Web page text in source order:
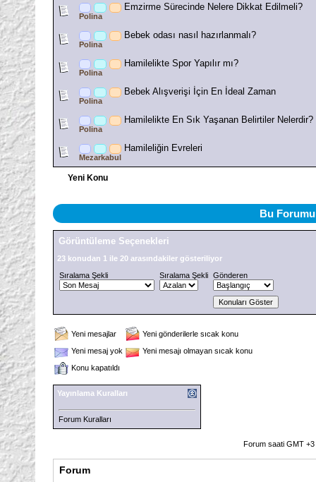
Emzirme Sürecinde Nelere Dikkat Edilmeli?
Polina
Bebek odası nasıl hazırlanmalı?
Polina
Hamilelikte Spor Yapılır mı?
Polina
Bebek Alışverişi İçin En İdeal Zaman
Polina
Hamilelikte En Sık Yaşanan Belirtiler Nelerdir?
Polina
Hamileliğin Evreleri
Mezarkabul
Yeni Konu
Bu
Görüntüleme Seçenekleri
23 konudan 1 ile 20 arasındakiler gösteriliyor
Sıralama Şekli
Sıralama Şekli Gönderen
Yeni mesajlar
Yeni gönderilerle sıcak konu
Yeni mesaj yok
Yeni mesajı olmayan sıcak konu
Konu kapatıldı
Yayınlama Kuralları
Forum Kuralları
Forum saati GMT
Forum